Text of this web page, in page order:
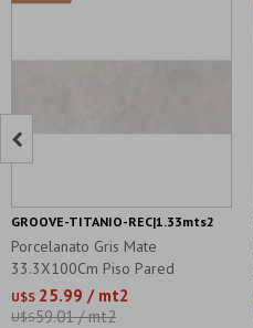
Porcelanato Gris Mate
33.3X100Cm Piso Pared
U$S 25.99 / mt2
U$S59.01 / mt2
GROOVE-TITANIO-REC|1.33mts2
